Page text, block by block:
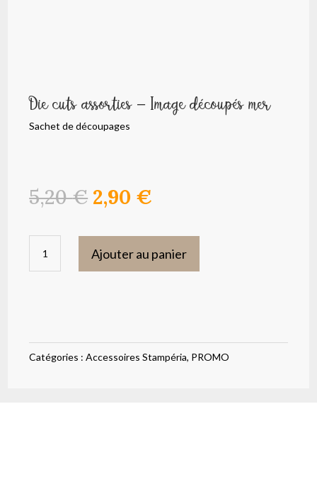
Die cuts assorties – Image découpés mer
Sachet de découpages
5,20€ Le
prix
initial
était :
5,20 €.
2,90 €
actuel
est :
2,90 €.
-
Image
Ajouter au panier
Catégories :Accessoires Stampéria, PROMO